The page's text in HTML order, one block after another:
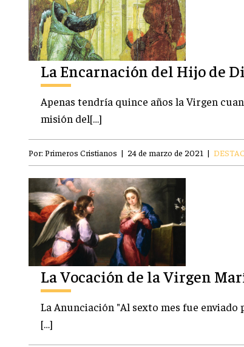
La Encarnación del Hijo de
Apenas tendría quince años la Virgen
misión del[…]
Por: Primeros Cristianos | 24 de marzo de 2021 |
La Vocación de la Virgen
La Anunciación "Al sexto mes fue
[…]